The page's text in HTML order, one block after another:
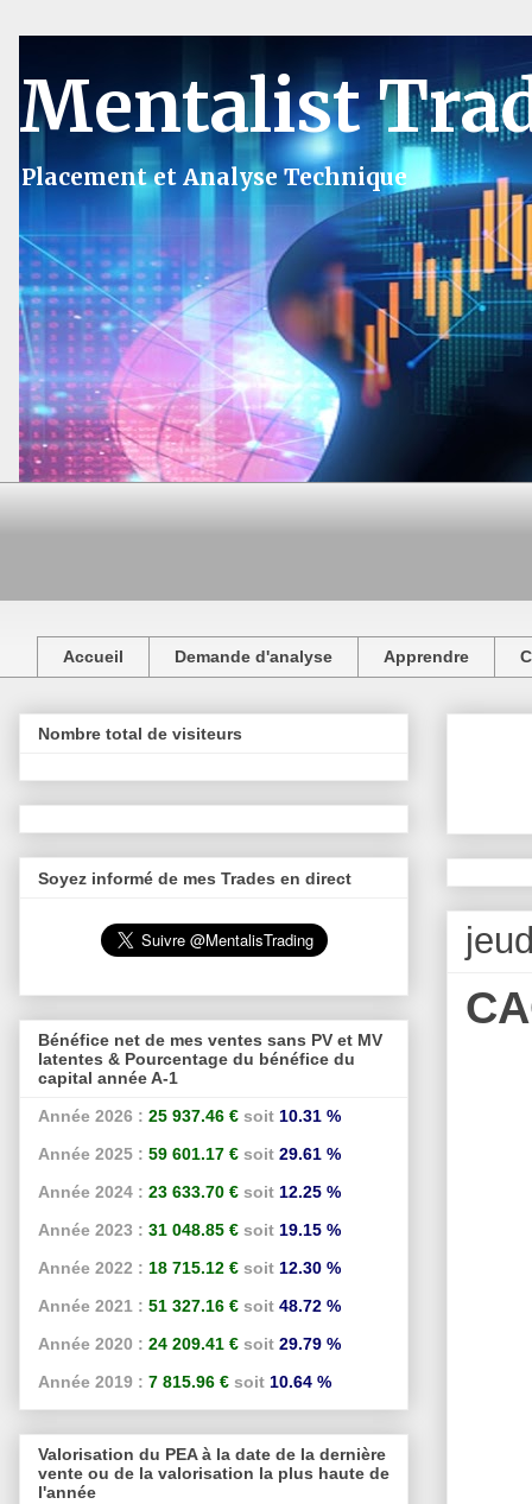
Mentalist
Placement et Analyse Technique
Accueil Demande d'analyse Apprendre
Nombre total de visiteurs
Soyez informé de mes Trades en direct
Bénéfice net de mes ventes sans PV et MV
latentes & Pourcentage du bénéfice du
capital année A-1
Année 2026 : 25 937.46 € soit 10.31 %
Année 2025 : 59 601.17 € soit 29.61 %
Année 2024 : 23 633.70 € soit 12.25 %
Année 2023 : 31 048.85 € soit 19.15 %
Année 2022 : 18 715.12 € soit 12.30 %
Année 2021 : 51 327.16 € soit 48.72 %
Année 2020 : 24 209.41 € soit 29.79 %
Année 2019 : 7 815.96 € soit 10.64 %
Valorisation du PEA à la date de la dernière
vente ou de la valorisation la plus haute de
l'année